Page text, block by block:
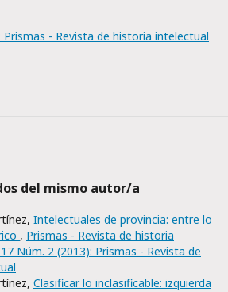
Prismas - Revista de historia intelectual
del mismo autor/a
Intelectuales de provincia: entre lo
, Prismas - Revista de historia
Núm. 2 (2013): Prismas - Revista de
Clasificar lo inclasificable: izquierda